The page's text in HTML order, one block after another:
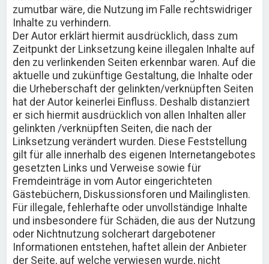
zumutbar wäre, die Nutzung im Falle rechtswidriger
Inhalte zu verhindern.
Der Autor erklärt hiermit ausdrücklich, dass zum
Zeitpunkt der Linksetzung keine illegalen Inhalte auf
den zu verlinkenden Seiten erkennbar waren. Auf die
aktuelle und zukünftige Gestaltung, die Inhalte oder
die Urheberschaft der gelinkten/verknüpften Seiten
hat der Autor keinerlei Einfluss. Deshalb distanziert
er sich hiermit ausdrücklich von allen Inhalten aller
gelinkten /verknüpften Seiten, die nach der
Linksetzung verändert wurden. Diese Feststellung
gilt für alle innerhalb des eigenen Internetangebotes
gesetzten Links und Verweise sowie für
Fremdeinträge in vom Autor eingerichteten
Gästebüchern, Diskussionsforen und Mailinglisten.
Für illegale, fehlerhafte oder unvollständige Inhalte
und insbesondere für Schäden, die aus der Nutzung
oder Nichtnutzung solcherart dargebotener
Informationen entstehen, haftet allein der Anbieter
der Seite, auf welche verwiesen wurde, nicht